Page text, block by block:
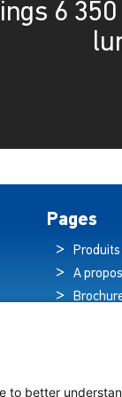
6
Pages
Produits
A
de croisière
to better